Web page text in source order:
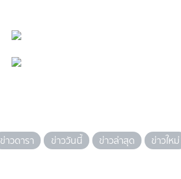
ข่าวดารา ข่าววันนี้ ข่าวล่าสุด ข่าวใหม่